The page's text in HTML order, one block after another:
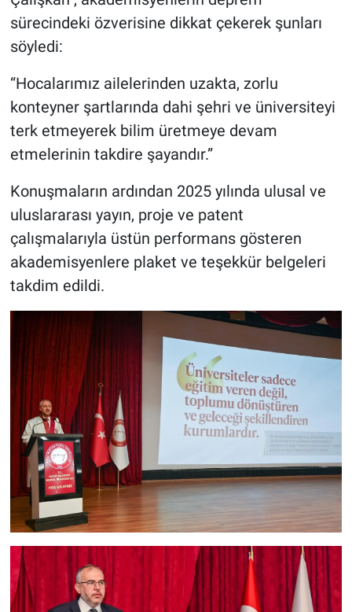
sürecindeki özverisine dikkat çekerek şunları
söyledi:
“Hocalarımız ailelerinden uzakta, zorlu
konteyner şartlarında dahi şehri ve üniversiteyi
terk etmeyerek bilim üretmeye devam
etmelerinin takdire şayandır.”
Konuşmaların ardından 2025 yılında ulusal ve
uluslararası yayın, proje ve patent
çalışmalarıyla üstün performans gösteren
akademisyenlere plaket ve teşekkür belgeleri
takdim edildi.